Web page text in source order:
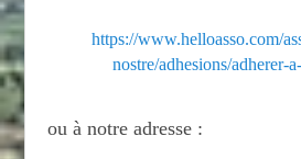
https://www.helloasso.com/
nostre/adhesions/adherer-
ou à notre adresse :